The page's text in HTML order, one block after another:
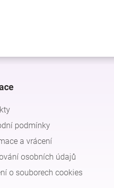
podmínky
a vrácení
osobních údajů
o souborech cookies